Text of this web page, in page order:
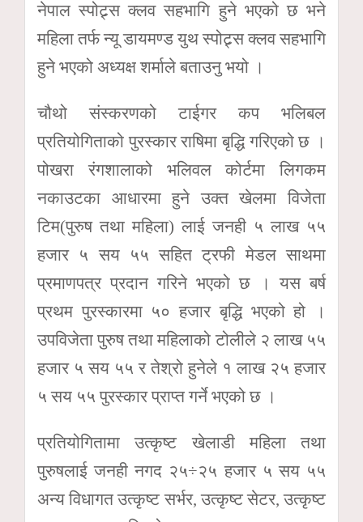
नेपाल स्पोट्र्स क्लव सहभागि हुने भएको छ भने
महिला तर्फ न्यू डायमण्ड युथ स्पोट्र्स क्लव सहभागि
हुने भएको अध्यक्ष शर्माले बताउनु भयो ।
चौथो संस्करणको टाईगर कप भलिबल
प्रतियोगिताको पुरस्कार राषिमा बृद्धि गरिएको छ ।
पोखरा रंगशालाको भलिवल कोर्टमा लिगकम
नकाउटका आधारमा हुने उक्त खेलमा विजेता
टिम(पुरुष तथा महिला) लाई जनही ५ लाख ५५
हजार ५ सय ५५ सहित ट्रफी मेडल साथमा
प्रमाणपत्र प्रदान गरिने भएको छ । यस बर्ष
प्रथम पुरस्कारमा ५० हजार बृद्धि भएको हो ।
उपविजेता पुरुष तथा महिलाको टोलीले २ लाख ५५
हजार ५ सय ५५ र तेश्रो हुनेले १ लाख २५ हजार
५ सय ५५ पुरस्कार प्राप्त गर्ने भएको छ ।
प्रतियोगितामा उत्कृष्ट खेलाडी महिला तथा
पुरुषलाई जनही नगद २५÷२५ हजार ५ सय ५५
अन्य विधागत उत्कृष्ट सर्भर, उत्कृष्ट सेटर, उत्कृष्ट